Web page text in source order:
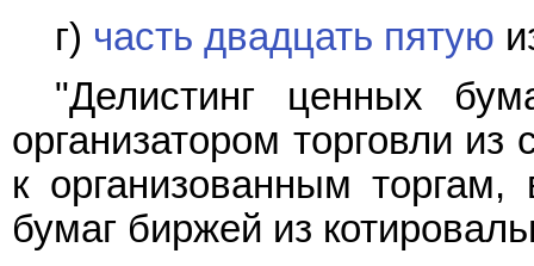
г) часть двадцать пятую
"Делистинг ценных
организатором торговли
к организованным
бумаг биржей из